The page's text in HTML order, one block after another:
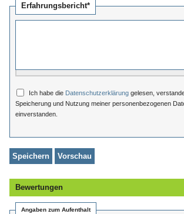
Erfahrungsbericht*
Ich habe die Datenschutzerklärung gelesen,
Speicherung und Nutzung meiner personenbezogenen
einverstanden.
Bewertungen
Angaben zum Aufenthalt